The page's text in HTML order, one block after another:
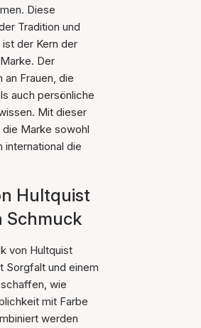
Diese
Tradition und
der Kern der
Der
Frauen, die
auch persönliche
Mit dieser
Marke sowohl
international die
Hultquist
Schmuck
von Hultquist
Sorgfalt und einem
wie
mit Farbe
werden